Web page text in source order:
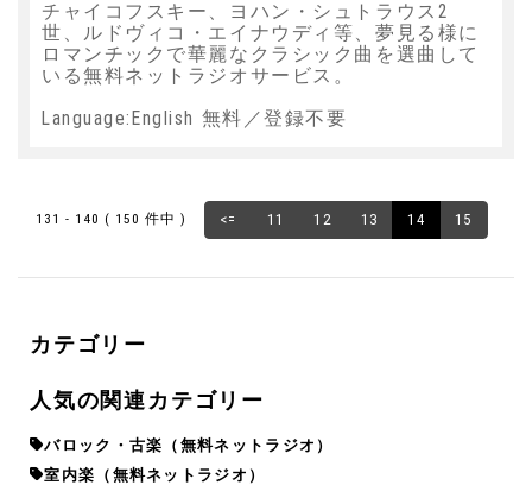
チャイコフスキー、ヨハン・シュトラウス2
世、ルドヴィコ・エイナウディ等、夢見る様に
ロマンチックで華麗なクラシック曲を選曲して
いる無料ネットラジオサービス。
Language:English 無料／登録不要
131 - 140 ( 150 件中 ) <= 11 12 13 14 15
カテゴリー
人気の関連カテゴリー
バロック・古楽（無料ネットラジオ）
室内楽（無料ネットラジオ）